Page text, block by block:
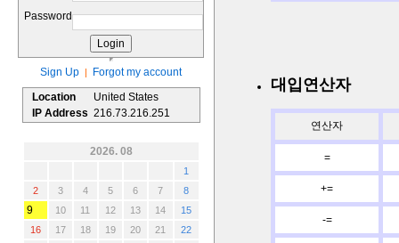
Password
Sign Up |
Forgot my account
Location
United States
IP Address 216.73.216.251
2026. 08
1
2
3 4 5 6 7 8
9 10 11 12 13 14
15
16
17 18 19 20 21
22
대입연산자
연산자
=
+=
-=